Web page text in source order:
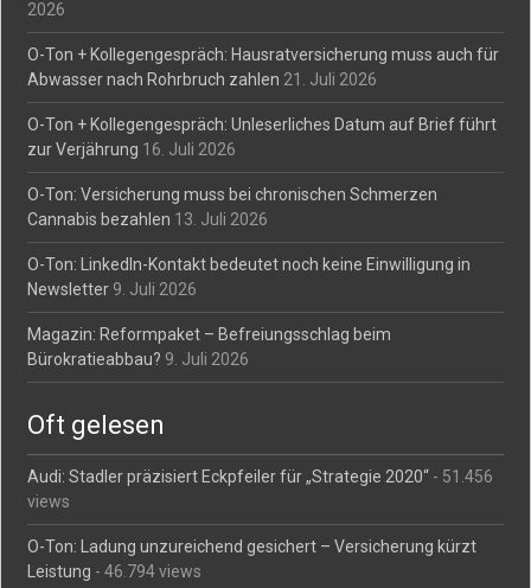
2026
O-Ton + Kollegengespräch: Hausratversicherung muss auch für
Abwasser nach Rohrbruch zahlen 21. Juli 2026
O-Ton + Kollegengespräch: Unleserliches Datum auf Brief führt
zur Verjährung 16. Juli 2026
O-Ton: Versicherung muss bei chronischen Schmerzen
Cannabis bezahlen 13. Juli 2026
O-Ton: LinkedIn-Kontakt bedeutet noch keine Einwilligung in
Newsletter 9. Juli 2026
Magazin: Reformpaket – Befreiungsschlag beim
Bürokratieabbau? 9. Juli 2026
Oft gelesen
Audi: Stadler präzisiert Eckpfeiler für „Strategie 2020“ - 51.456
views
O-Ton: Ladung unzureichend gesichert – Versicherung kürzt
Leistung - 46.794 views